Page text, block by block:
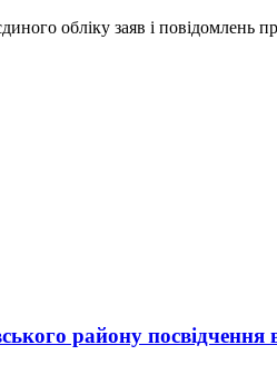
обліку заяв і повідомлень
району посвідчення